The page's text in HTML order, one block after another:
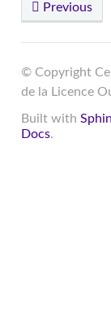
Previous
© Copyright
de la Licence
Built with
Docs.